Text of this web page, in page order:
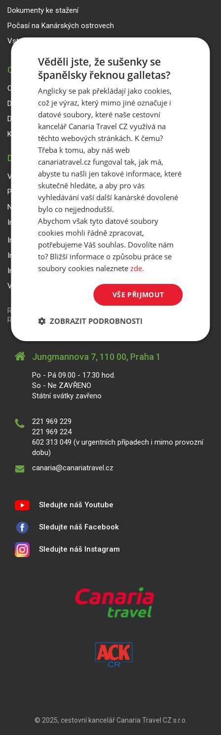
Dokumenty ke stažení
Počasí na Kanárských ostrovech
Vstup pro partnery
CANARIA TRAVEL CZ
O Canaria Travel CZ
Dárkové poukazy
Delegáti
Kontakty
DŮLEŽITÉ INFORMACE
Všeobecné smluvní podmínky a reklamační řád
Přepravní podmínky Smartwings
Nastavení a ochrana soukromí
Informace k rezervaci zájezdu
Informace k pojištění
Informace k letecké přepravě
Informace k ubytování a pobytu
Volitelné doplňkové služby
Redakční systém
RealizaceMagicWare
Jungmannova 7, 110 00, Praha 1
Po - Pá 09.00 - 17.30 hod.
So - Ne ZAVŘENO
Státní svátky zavřeno
221 969 229
221 969 224
602 313 049 (v urgentních případech i mimo provozní
dobu)
canaria@canariatravel.cz
Sledujte náš Youtube
Sledujte náš Facebook
Sledujte náš Instagram
© 2025, cestovní kancelář Canaria Travel CZ s.r.o.
Věděli jste, že sušenky se
španělsky řeknou galletas?
Anglicky se pak překládají jako cookies,
což je výraz, který mimo jiné označuje i
datové soubory, které naše cestovní
kancelář Canaria Travel CZ využívá na
těchto webových stránkách. K čemu?
Třeba k tomu, aby náš web
canariatravel.cz fungoval tak, jak má,
abyste tu našli jen takové informace, které
skutečně hledáte, a aby pro vás
vyhledávání vaší další kanárské dovolené
bylo co nejjednodušší.
Abychom však tyto datové soubory
cookies mohli řádně zpracovat,
potřebujeme Váš souhlas. Dovolíte nám
to? Bližší informace o způsobu práce se
soubory cookies naleznetezde.
VŠE PŘIJMOUT
ZOBRAZIT PODROBNOSTI